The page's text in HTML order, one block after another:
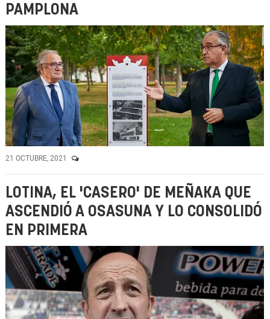
PAMPLONA
21 OCTUBRE, 2021
LOTINA, EL 'CASERO' DE MEÑAKA QUE
ASCENDIÓ A OSASUNA Y LO CONSOLIDÓ
EN PRIMERA